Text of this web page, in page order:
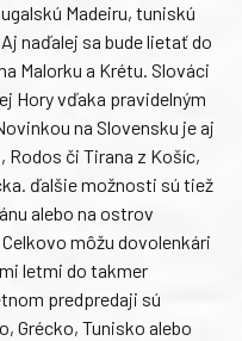
Madeiru, tuniskú
naďalej sa bude lietať do
Malorku a Krétu. Slováci
Hory vďaka pravidelným
na Slovensku je aj
Rodos či Tirana z Košíc,
ďalšie možnosti sú tiež
alebo na ostrov
môžu dovolenkári
letmi do takmer
predpredaji sú
Grécko, Tunisko alebo